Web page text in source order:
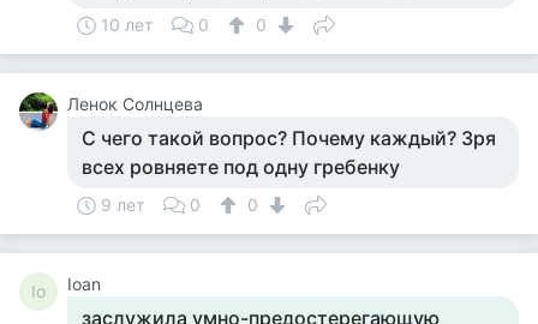
10 лет 0 0
Ленок Солнцева
С чего такой вопрос? Почему каждый? Зря
всех ровняете под одну гребенку
9 лет 0 0
Io Ioan
заслужила умно-предостерегающую